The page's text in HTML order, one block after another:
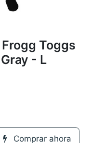
Toggs
- L
Comprar ahora